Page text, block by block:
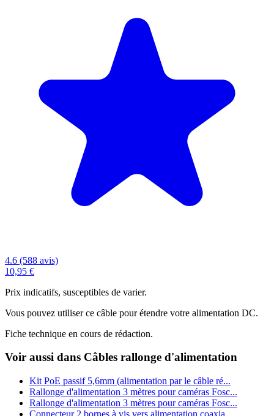
4.6 (588 avis)
10,95 €
Prix indicatifs, susceptibles de varier.
Vous pouvez utiliser ce câble pour étendre votre alimentation DC.
Fiche technique en cours de rédaction.
Voir aussi dans Câbles rallonge d'alimentation
Kit PoE passif 5,6mm (alimentation par le câble ré...
Rallonge d'alimentation 3 mètres pour caméras Fosc...
Rallonge d'alimentation 3 mètres pour caméras Fosc...
Connecteur 2 bornes à vis vers alimentation coaxia...